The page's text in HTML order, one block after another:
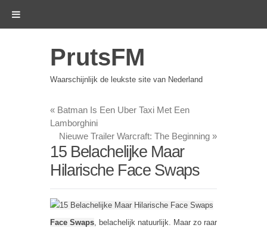
PrutsFM
Waarschijnlijk de leukste site van Nederland
« Batman Is Een Uber Taxi Met Een
Lamborghini
Nieuwe Trailer Warcraft: The Beginning »
15 Belachelijke Maar
Hilarische Face Swaps
Face Swaps, belachelijk natuurlijk. Maar zo raar